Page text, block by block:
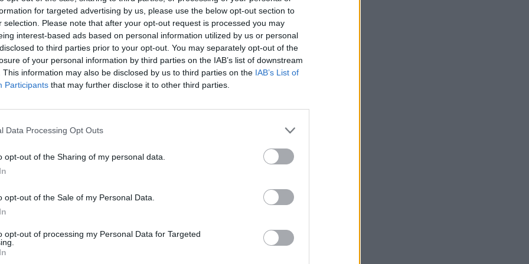
for targeted advertising by us, please use the below opt-out section to
selection. Please note that after your opt-out request is processed you may
interest-based ads based on personal information utilized by us or personal
to third parties prior to your opt-out. You may separately opt-out of the
of your personal information by third parties on the IAB’s list of downstream
This information may also be disclosed by us to third parties on the IAB’s List of
Participants that may further disclose it to other third parties.
Data Processing Opt Outs
opt-out of the Sharing of my personal data.
opt-out of the Sale of my Personal Data.
opt-out of processing my Personal Data for Targeted
finger food come gli arancini alle pizze più rinomate.
o la pastiera napoletana.
difficile per la ristorazione?
e sanificazione di alimenti, ambienti e personale,
affrontando questa situazione di emergenza con le
E’ sufficiente inviare la prenotazione con Whatsapp
del sud Italia arriverà comodamente a casa propria.
menu dedicato che sarà ordinabile già da questo